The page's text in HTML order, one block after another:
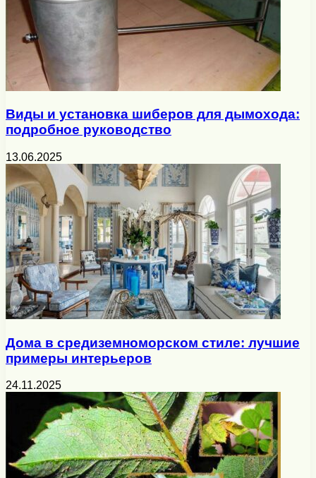
Виды и установка шиберов для дымохода:
подробное руководство
13.06.2025
Дома в средиземноморском стиле: лучшие
примеры интерьеров
24.11.2025